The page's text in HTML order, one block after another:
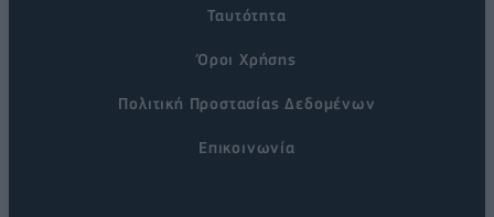
Ταυτότητα
Όροι Χρήσης
Πολιτική Προστασίας Δεδομένων
Επικοινωνία